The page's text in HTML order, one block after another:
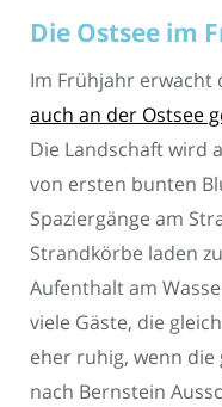
Die Ostsee im
Im Frühjahr erwacht
auch an der Ostsee
Die Landschaft wird
von ersten bunten
Spaziergänge am
Strandkörbe laden
Aufenthalt am
viele Gäste, die
eher ruhig, wenn die
nach Bernstein